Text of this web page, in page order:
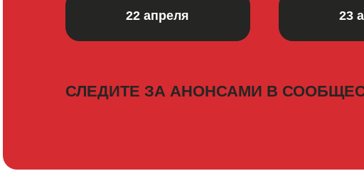
СЛЕДИТЕ ЗА АНОНСАМИ В
22 апреля 23